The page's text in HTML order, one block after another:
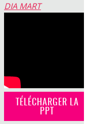
DIA MART
TÉLÉCHARGER LA
PPT